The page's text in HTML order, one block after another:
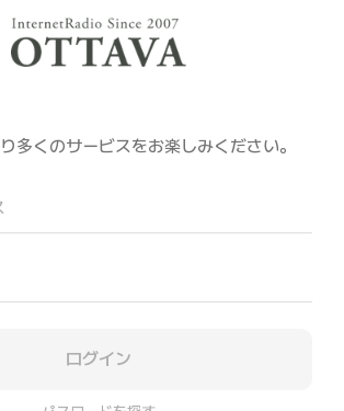
多くのサービスをお楽しみください。
ログイン